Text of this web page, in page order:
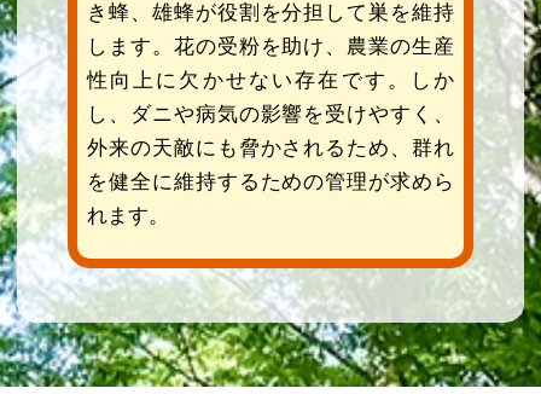
き蜂、雄蜂が役割を分担して巣を維持
します。花の受粉を助け、農業の生産
性向上に欠かせない存在です。しか
し、ダニや病気の影響を受けやすく、
外来の天敵にも脅かされるため、群れ
を健全に維持するための管理が求めら
れます。